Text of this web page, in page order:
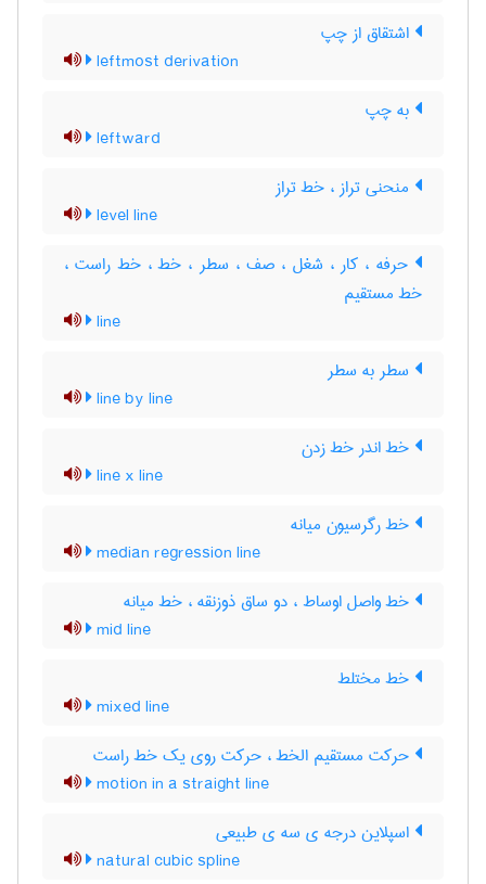
اشتقاق از چپ
leftmost derivation
به چپ
leftward
منحنی تراز ، خط تراز
level line
حرفه ، کار ، شغل ، صف ، سطر ، خط ، خط راست ،
خط مستقیم
line
سطر به سطر
line by line
خط اندر خط زدن
line x line
خط رگرسیون میانه
median regression line
خط واصل اوساط ، دو ساق ذوزنقه ، خط میانه
mid line
خط مختلط
mixed line
حرکت مستقیم الخط ، حرکت روی یک خط راست
motion in a straight line
اسپلاین درجه ی سه ی طبیعی
natural cubic spline